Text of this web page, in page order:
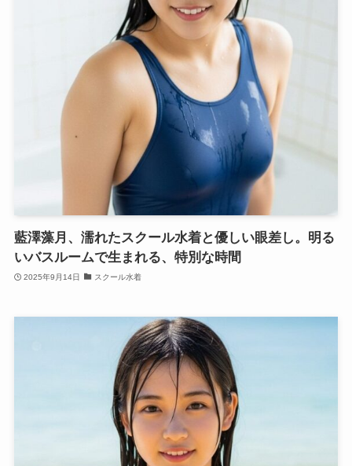
藍澤藻月、濡れたスクール水着と優しい眼差し。明る
いバスルームで生まれる、特別な時間
2025年9月14日 スクール水着